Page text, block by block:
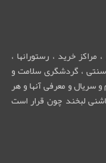
خرید ، رستورانها ،
، گردشگری سلامت و
سریال و معرفی آنها و هر
لبخند چون قرار است